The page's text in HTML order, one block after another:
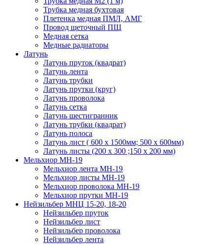
Трубка медная бухтовая
Плетенка медная ПМЛ, АМГ
Провод щеточный ПЩ
Медная сетка
Медные радиаторы
Латунь
Латунь пруток (квадрат)
Латунь лента
Латунь трубки
Латунь прутки (круг)
Латунь проволока
Латунь сетка
Латунь шестигранник
Латунь трубки (квадрат)
Латунь полоса
Латунь лист ( 600 х 1500мм; 500 х 600мм)
Латунь листы (200 х 300 ;150 х 200 мм)
Мельхиор МН-19
Мельхиор лента МН-19
Мельхиор листы МН-19
Мельхиор проволока МН-19
Мельхиор прутки МН-19
Нейзильбер МНЦ 15-20, 18-20
Нейзильбер пруток
Нейзильбер лист
Нейзильбер проволока
Нейзильбер лента